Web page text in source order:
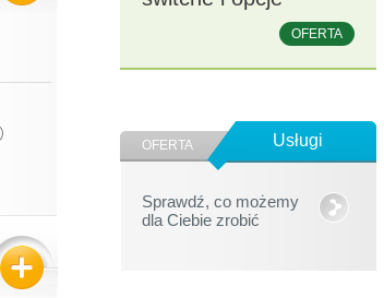
OFERTA
OFERTA Usługi
Sprawdź, co możemy
dla Ciebie zrobić